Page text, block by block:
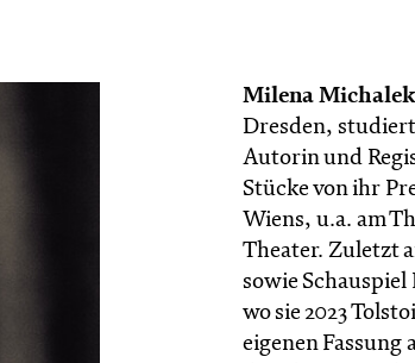
Milena Michalek
Dresden,
Autorin und
Stücke von ihr
Wiens, u.a. am
Theater. Zuletzt
sowie
wo sie 2023
eigenen